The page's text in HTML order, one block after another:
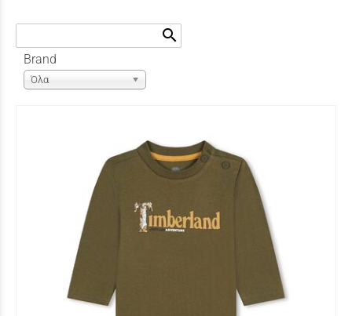
search
Brand
Όλα